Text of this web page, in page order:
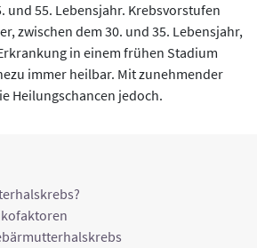
und 55. Lebensjahr. Krebsvorstufen
zwischen dem 30. und 35. Lebensjahr,
in einem frühen Stadium
immer heilbar. Mit zunehmender
Heilungschancen jedoch.